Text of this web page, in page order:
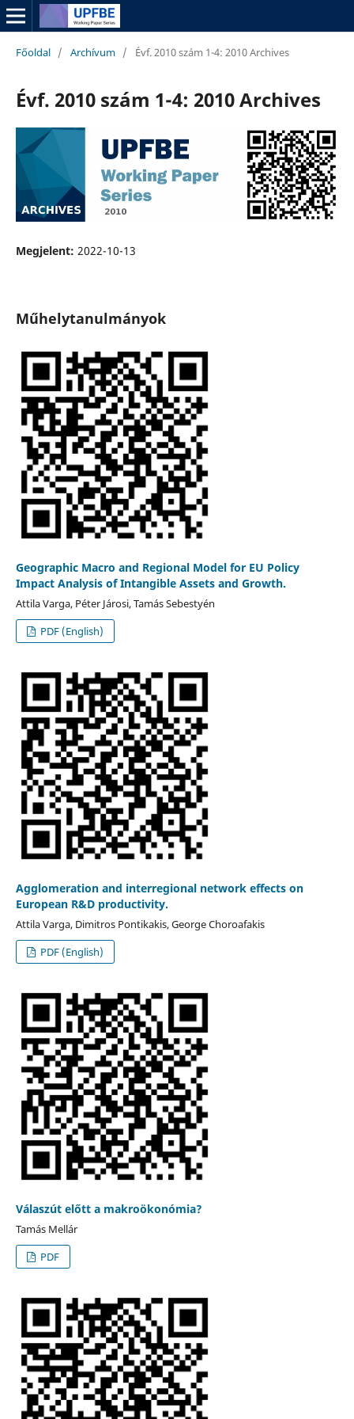
Főoldal / Archívum / Évf. 2010 szám 1-4: 2010 Archives
Évf. 2010 szám 1-4: 2010 Archives
Megjelent: 2022-10-13
Műhelytanulmányok
Geographic Macro and Regional Model for EU Policy
Impact Analysis of Intangible Assets and Growth.
Attila Varga, Péter Járosi, Tamás Sebestyén
PDF (English)
Agglomeration and interregional network effects on
European R&D productivity.
Attila Varga, Dimitros Pontikakis, George Choroafakis
PDF (English)
Válaszút előtt a makroökonómia?
Tamás Mellár
PDF